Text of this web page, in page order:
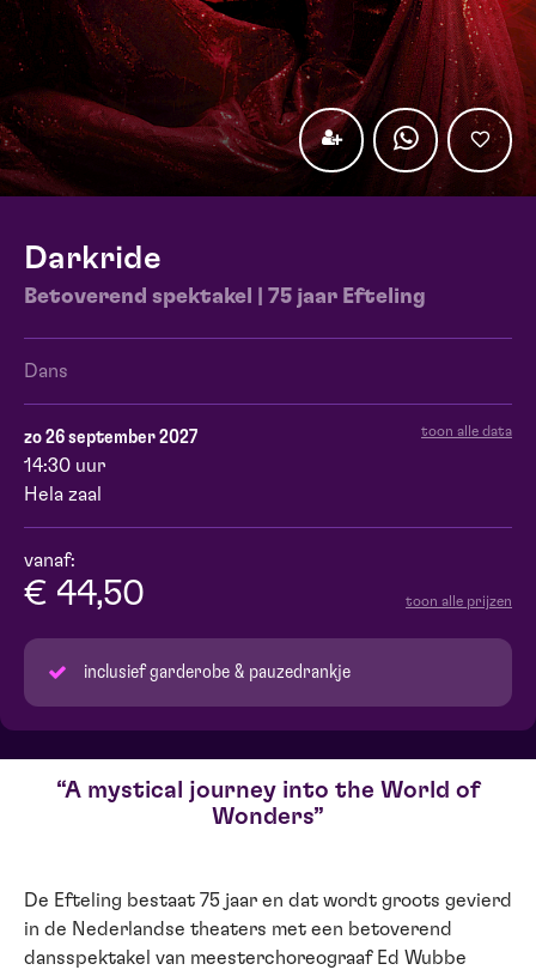
Darkride
Betoverend spektakel | 75 jaar Efteling
Dans
zo 26 september 2027 toon alle data
14:30 uur
Hela zaal
vanaf:
€ 44,50 toon alle prijzen
inclusief garderobe & pauzedrankje
A mystical journey into the World of
Wonders
De Efteling bestaat 75 jaar en dat wordt groots gevierd
in de Nederlandse theaters met een betoverend
dansspektakel van meesterchoreograaf Ed Wubbe